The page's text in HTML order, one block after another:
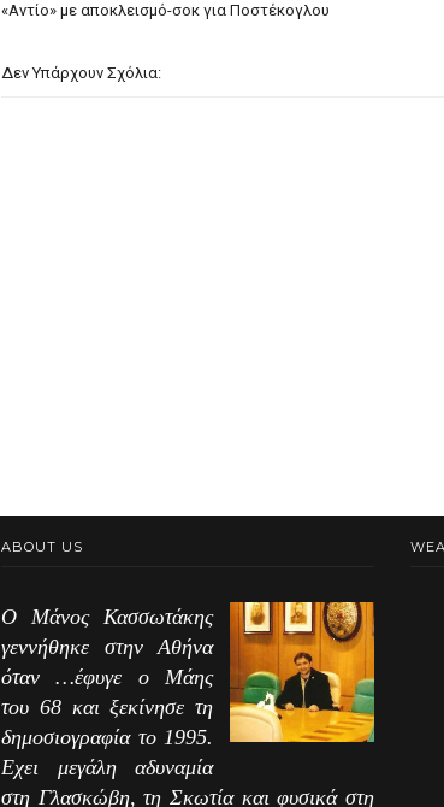
«Αντίο» με αποκλεισμό-σοκ για Ποστέκογλου
Δεν Υπάρχουν Σχόλια:
ABOUT US
Ο Μάνος Κασσωτάκης
γεννήθηκε στην Αθήνα
όταν …έφυγε ο Μάης
του 68 και ξεκίνησε τη
δημοσιογραφία το 1995.
Εχει μεγάλη αδυναμία
στη Γλασκώβη, τη Σκωτία και φυσικά στη